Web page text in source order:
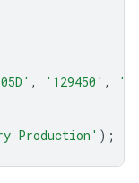
, '129450' ,
Production' );